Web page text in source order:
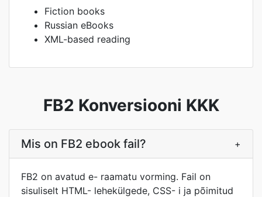
Fiction books
Russian eBooks
XML-based reading
FB2 Konversiooni KKK
Mis on FB2 ebook fail? +
FB2 on avatud e- raamatu vorming. Fail on
sisuliselt HTML- lehekülgede, CSS- i ja põimitud